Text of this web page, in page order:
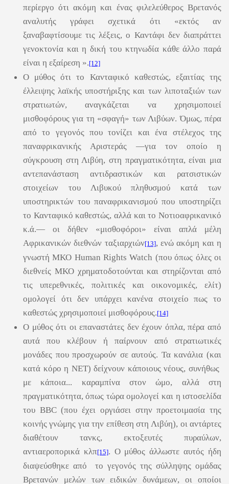
περίεργο ότι ακόμη και ένας φιλελεύθερος Βρετανός
αναλυτής γράφει σχετικά ότι «εκτός αν
ξαναβαφτίσουμε τις λέξεις, ο Καντάφι δεν διαπράττει
γενοκτονία και η δική του κτηνωδία κάθε άλλο παρά
είναι η εξαίρεση ».[12]
Ο μύθος ότι το Κανταφικό καθεστώς, εξαιτίας της
έλλειψης λαϊκής υποστήριξης και των λιποταξιών των
στρατιωτών, αναγκάζεται να χρησιμοποιεί
μισθοφόρους για τη «σφαγή» των Λιβύων. Όμως, πέρα
από το γεγονός που τονίζει και ένα στέλεχος της
παναφρικανικής Αριστεράς ―για τον οποίο η
σύγκρουση στη Λιβύη, στη πραγματικότητα, είναι μια
αντεπανάσταση αντιδραστικών και ρατσιστικών
στοιχείων του Λιβυκού πληθυσμού κατά των
υποστηρικτών του παναφρικανισμού που υποστηρίζει
το Κανταφικό καθεστώς, αλλά και το Νοτιοαφρικανικό
κ.ά.― οι δήθεν «μισθοφόροι» είναι απλά μέλη
Αφρικανικών διεθνών ταξιαρχιών[13], ενώ ακόμη και η
γνωστή ΜΚΟ Human Rights Watch (που όπως όλες οι
διεθνείς ΜΚΟ χρηματοδοτούνται και στηρίζονται από
τις υπερεθνικές, πολιτικές και οικονομικές, ελίτ)
ομολογεί ότι δεν υπάρχει κανένα στοιχείο πως το
καθεστώς χρησιμοποιεί μισθοφόρους.[14]
Ο μύθος ότι οι επαναστάτες δεν έχουν όπλα, πέρα από
αυτά που κλέβουν ή παίρνουν από στρατιωτικές
μονάδες που προσχωρούν σε αυτούς. Τα κανάλια (και
κατά κόρο η ΝΕΤ) δείχνουν κάποιους νέους, συνήθως
με κάποια... καραμπίνα στον ώμο, αλλά στη
πραγματικότητα, όπως τώρα ομολογεί και η ιστοσελίδα
του BBC (που έχει οργιάσει στην προετοιμασία της
κοινής γνώμης για την επίθεση στη Λιβύη), οι αντάρτες
διαθέτουν τανκς, εκτοξευτές πυραύλων,
αντιαεροπορικά κλπ[15]. Ο μύθος άλλωστε αυτός ήδη
διαψεύσθηκε από το γεγονός της σύλληψης ομάδας
Βρετανών μελών των ειδικών δυνάμεων, οι οποίοι